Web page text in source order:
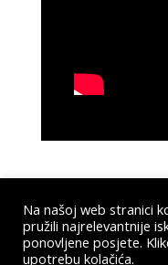
Submit a
Na našoj web stranici
pružili najrelevantnije
ponovljene posjete.
upotrebu kolačića.